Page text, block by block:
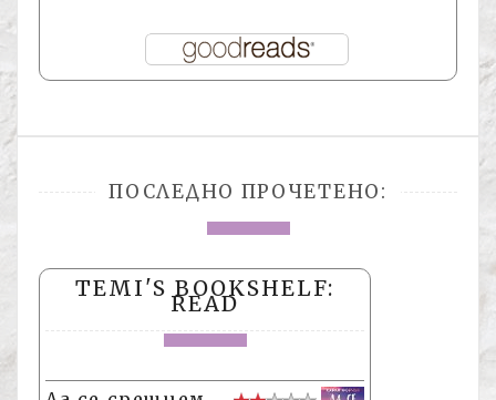
ПОСЛЕДНО ПРОЧЕТЕНО:
TEMI'S BOOKSHELF:
READ